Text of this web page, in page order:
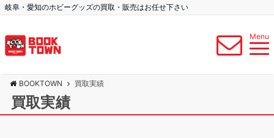
岐阜・愛知のホビーグッズの買取・販売はお任せ下さい
Menu
BOOKTOWN 買取実績
買取実績